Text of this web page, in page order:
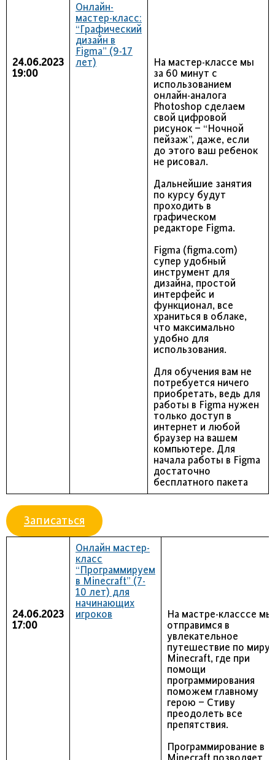
24.06.2023
19:00
Онлайн-
мастер-класс:
“Графический
дизайн в
Figma” (9-17
лет)
На мастер-классе мы
за 60 минут с
использованием
онлайн-аналога
Photoshop сделаем
свой цифровой
рисунок – “Ночной
пейзаж”, даже, если
до этого ваш ребенок
не рисовал.
Дальнейшие занятия
по курсу будут
проходить в
графическом
редакторе Figma.
Figma (figma.com)
супер удобный
инструмент для
дизайна, простой
интерфейс и
функционал, все
храниться в облаке,
что максимально
удобно для
использования.
Для обучения вам не
потребуется ничего
приобретать, ведь для
работы в Figma нужен
только доступ в
интернет и любой
браузер на вашем
компьютере. Для
начала работы в Figma
достаточно
бесплатного пакета
Записаться
24.06.2023
17:00
Онлайн мастер-
класс
“Программируем
в Minecraft” (7-
10 лет) для
начинающих
игроков
На мастре-класссе мы
отправимся в
увлекательное
путешествие по миру
Minecraft, где при
помощи
программирования
поможем главному
герою – Стиву
преодолеть все
препятствия.
Программирование в